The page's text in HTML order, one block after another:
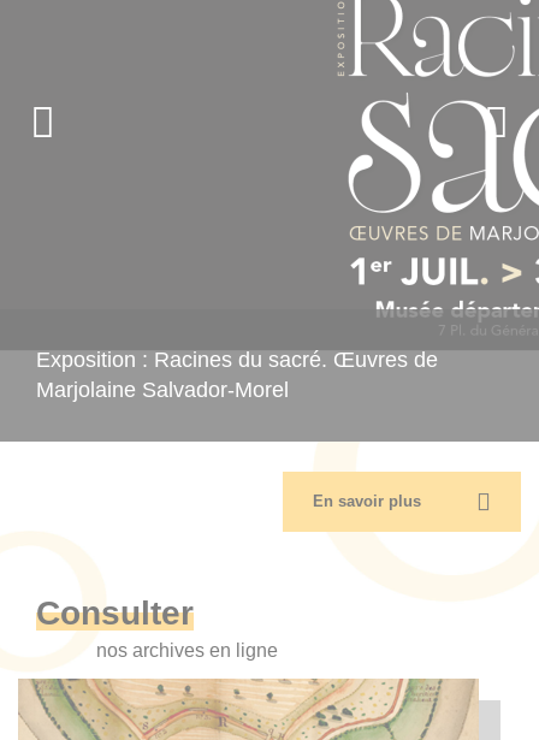
Exposition : Racines du sacré. Œuvres de
Marjolaine Salvador-Morel
En savoir plus
Consulter
nos archives en ligne